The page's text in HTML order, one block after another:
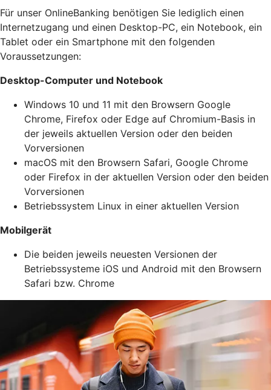
Für unser OnlineBanking benötigen Sie lediglich einen
Internetzugang und einen Desktop-PC, ein Notebook, ein
Tablet oder ein Smartphone mit den folgenden
Voraussetzungen:
Desktop-Computer und Notebook
Windows 10 und 11 mit den Browsern Google
Chrome, Firefox oder Edge auf Chromium-Basis in
der jeweils aktuellen Version oder den beiden
Vorversionen
macOS mit den Browsern Safari, Google Chrome
oder Firefox in der aktuellen Version oder den beiden
Vorversionen
Betriebssystem Linux in einer aktuellen Version
Mobilgerät
Die beiden jeweils neuesten Versionen der
Betriebssysteme iOS und Android mit den Browsern
Safari bzw. Chrome